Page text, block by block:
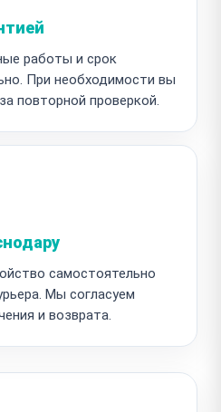
работы и срок
При необходимости вы
повторной проверкой.
самостоятельно
Мы согласуем
и возврата.